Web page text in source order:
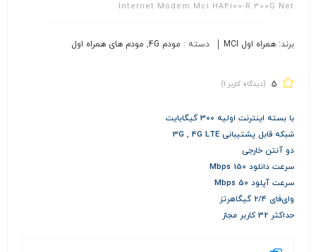
Internet Modem Mci HA4100-R 300G Net
برند: همراه اول MCI دسته : مودم 4G , مودم های همراه اول
5 (دیدگاه کاربر 1
)
با بسته اینترنت اولیه 300 گیگابایت
شبکه قابل پشتیبانی 3G , 4G LTE
دو آنتن خارجی
سرعت دانلود 150 Mbps
سرعت آپلود 5۰ Mbps
وای‌فای 2/4 گیگاهرتز
حداکثر 32 کاربر مجاز